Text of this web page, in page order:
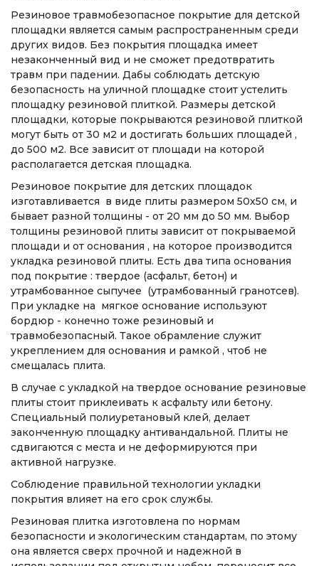
Резиновое травмобезопасное покрытие для детской
площадки является самым распространенным среди
других видов. Без покрытия площадка имеет
незаконченный вид и не сможет предотвратить
травм при падении. Дабы соблюдать детскую
безопасность на уличной площадке стоит устелить
площадку резиновой плиткой. Размеры детской
площадки, которые покрываются резиновой плиткой
могут быть от 30 м2 и достигать больших площадей ,
до 500 м2. Все зависит от площади на которой
располагается детская площадка.
Резиновое покрытие для детских площадок
изготавливается в виде плиты размером 50х50 см, и
бывает разной толщины - от 20 мм до 50 мм. Выбор
толщины резиновой плиты зависит от покрываемой
площади и от основания , на которое производится
укладка резиновой плиты. Есть два типа основания
под покрытие : твердое (асфальт, бетон) и
утрамбованное сыпучее (утрамбованный гранотсев).
При укладке на мягкое основание используют
бордюр - конечно тоже резиновый и
травмобезопасный. Такое обрамление служит
укреплением для основания и рамкой , чтоб не
смещалась плита.
В случае с укладкой на твердое основание резиновые
плиты стоит приклеивать к асфальту или бетону.
Специальный полиуретановый клей, делает
законченную площадку антивандальной. Плиты не
сдвигаются с места и не деформируются при
активной нагрузке.
Соблюдение правильной технологии укладки
покрытия влияет на его срок службы.
Резиновая плитка изготовлена по нормам
безопасности и экологическим стандартам, по этому
она является сверх прочной и надежной в